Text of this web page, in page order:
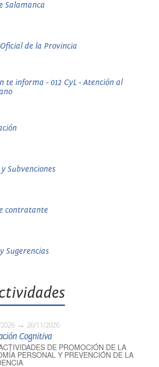
Salamanca
de la Provincia
te informa - 012 CyL - Atención al
Subvenciones
contratante
Sugerencias
26/11/2026
Cognitiva
DE PROMOCIÓN DE LA
PERSONAL Y PREVENCIÓN DE LA